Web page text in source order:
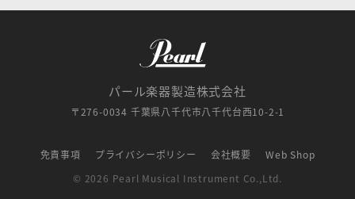
とで、より多彩なトーンコントロールが可能になりま
パール楽器製造株式会社
〒276-0034 千葉県八千代市八千代台西10-2-1
免責事項 プライバシーポリシー 会社概要
Web Shop
© 2026 Pearl Musical Instrument Co.,Ltd.